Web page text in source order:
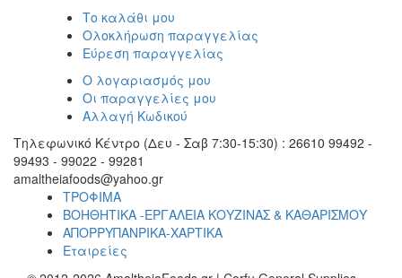
Το καλάθι μου
Ολοκλήρωση παραγγελίας
Εύρεση παραγγελίας
Ο λογαριασμός μου
Οι παραγγελίες μου
Αλλαγή Κωδικού
Τηλεφωνικό Κέντρο (Δευ - Σαβ 7:30-15:30) : 26610 99492 -
99493 - 99022 - 99281
amaltheiafoods@yahoo.gr
ΤΡΟΦΙΜΑ
ΒΟΗΘΗΤΙΚΑ -ΕΡΓΑΛΕΙΑ ΚΟΥΖΙΝΑΣ & ΚΑΘΑΡΙΣΜΟΥ
ΑΠΟΡΡΥΠΑΝΡΙΚΑ-ΧΑΡΤΙΚΑ
Εταιρείες